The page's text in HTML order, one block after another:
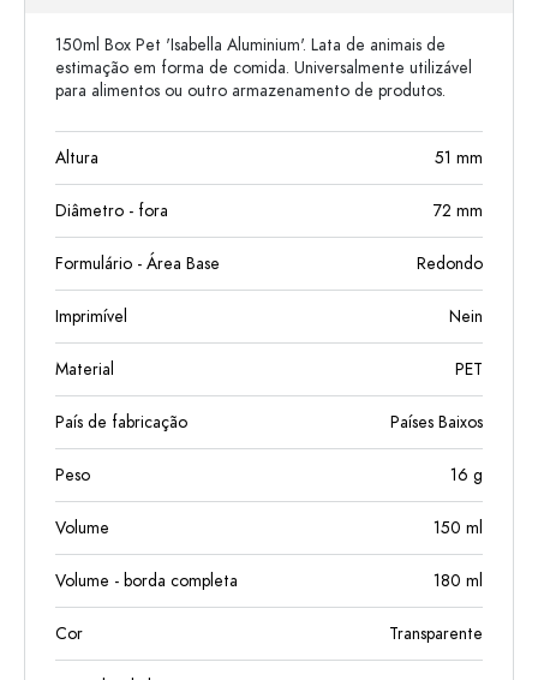
150ml Box Pet 'Isabella Aluminium'. Lata de animais de
estimação em forma de comida. Universalmente utilizável
para alimentos ou outro armazenamento de produtos.
Altura 51 mm
Diâmetro - fora 72 mm
Formulário - Área Base Redondo
Imprimível Nein
Material PET
País de fabricação Países Baixos
Peso 16 g
Volume 150 ml
Volume - borda completa 180 ml
Cor Transparente